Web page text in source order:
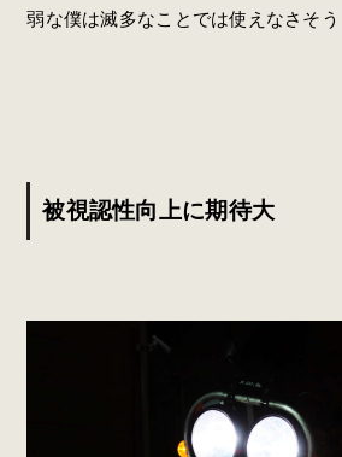
弱な僕は滅多なことでは使えなさそう
被視認性向上に期待大